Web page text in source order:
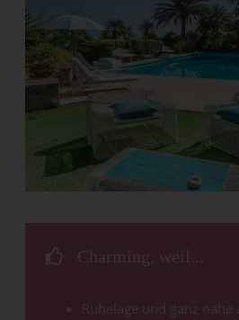
Charming, weil...
Ruhelage und ganz nahe